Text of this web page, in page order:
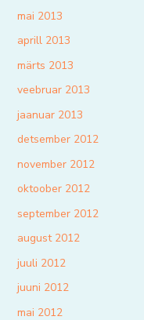
mai 2013
aprill 2013
märts 2013
veebruar 2013
jaanuar 2013
detsember 2012
november 2012
oktoober 2012
september 2012
august 2012
juuli 2012
juuni 2012
mai 2012